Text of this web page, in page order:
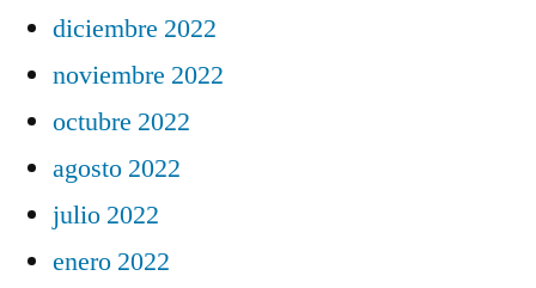
diciembre 2022
noviembre 2022
octubre 2022
agosto 2022
julio 2022
enero 2022